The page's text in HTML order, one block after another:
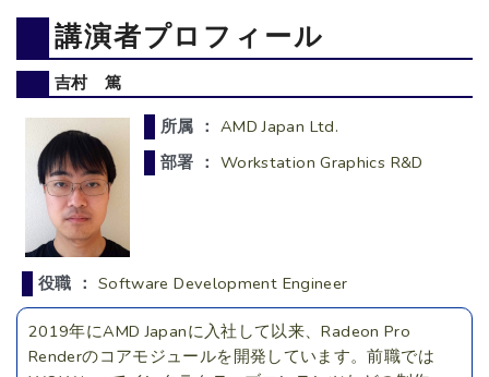
講演者プロフィール
吉村 篤
所属 ： AMD Japan Ltd.
部署 ： Workstation Graphics R&D
役職 ： Software Development Engineer
2019年にAMD Japanに入社して以来、Radeon Pro
Renderのコアモジュールを開発しています。前職では